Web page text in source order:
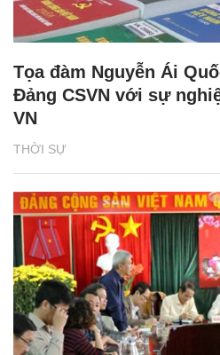
THỜI SỰ
Tọa đàm Nguyễn Ái
Đảng CSVN với sự
VN